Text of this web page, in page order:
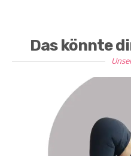
Das könnte